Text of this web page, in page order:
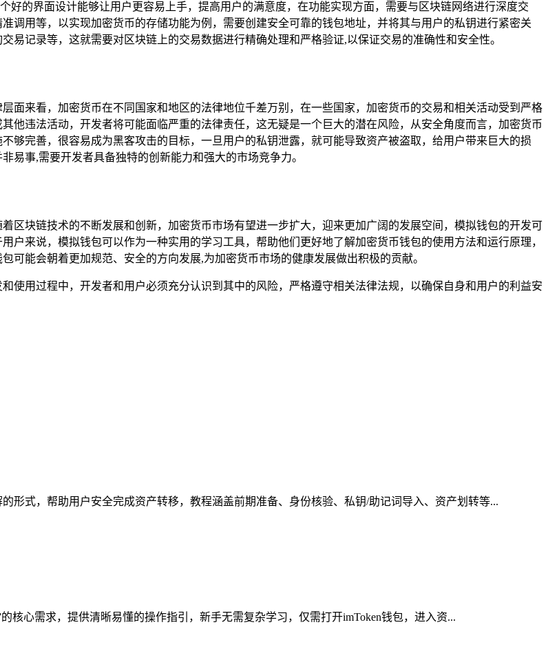
好的界面设计能够让用户更容易上手，提高用户的满意度，在功能实现方面，需要与区块链网络进行深度交
调用等，以实现加密货币的存储功能为例，需要创建安全可靠的钱包地址，并将其与用户的私钥进行紧密关
记录等，这就需要对区块链上的交易数据进行精确处理和严格验证,以保证交易的准确性和安全性。
面来看，加密货币在不同国家和地区的法律地位千差万别，在一些国家，加密货币的交易和相关活动受到严格
他违法活动，开发者将可能面临严重的法律责任，这无疑是一个巨大的潜在风险，从安全角度而言，加密货币
够完善，很容易成为黑客攻击的目标，一旦用户的私钥泄露，就可能导致资产被盗取，给用户带来巨大的损
易事,需要开发者具备独特的创新能力和强大的市场竞争力。
区块链技术的不断发展和创新，加密货币市场有望进一步扩大，迎来更加广阔的发展空间，模拟钱包的开发可
户来说，模拟钱包可以作为一种实用的学习工具，帮助他们更好地了解加密货币钱包的使用方法和运行原理，
可能会朝着更加规范、安全的方向发展,为加密货币市场的健康发展做出积极的贡献。
使用过程中，开发者和用户必须充分认识到其中的风险，严格遵守相关法律法规，以确保自身和用户的利益安
形式，帮助用户安全完成资产转移，教程涵盖前期准备、身份核验、私钥/助记词导入、资产划转等...
核心需求，提供清晰易懂的操作指引，新手无需复杂学习，仅需打开imToken钱包，进入资...